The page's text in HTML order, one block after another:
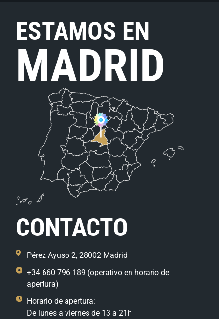
ESTAMOS EN
MADRID
CONTACTO
Pérez Ayuso 2, 28002 Madrid
+34 660 796 189 (operativo en horario de
apertura)
Horario de apertura:
De lunes a viernes de 13 a 21h